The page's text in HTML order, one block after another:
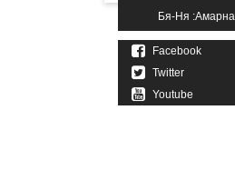
Бя-Ня :Амарна
Facebook
Twitter
Youtube